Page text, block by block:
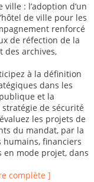
: l’adoption d’un
de ville pour les
renforcé
de réfection de la
des archives,
à la définition
dans les
et la
de sécurité
les projets de
du mandat, par la
financiers
mode projet, dans
complète ]